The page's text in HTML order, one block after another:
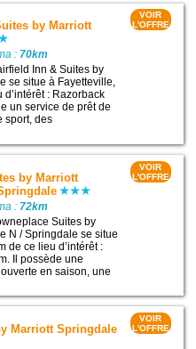
by Marriott
: 70km
Inn & Suites by
se situe à Fayetteville,
d’intérêt : Razorback
un service de prêt de
sport, des
VOIR
L'OFFRE
by Marriott
: 72km
Suites by
N / Springdale se situe
de ce lieu d’intérêt :
Il possède une
en saison, une
VOIR
L'OFFRE
Marriott Springdale
VOIR
L'OFFRE